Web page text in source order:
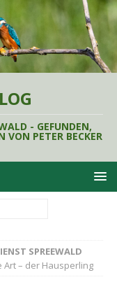
- GEFUNDEN,
VON PETER BECKER
SPREEWALD
– der Hausperling